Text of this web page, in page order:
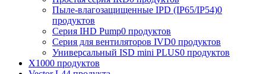
Пыле-влагозащищенные IPD (IP65/IP54)0
продуктов
Серия IHD Pump0 продуктов
Серия для вентиляторов IVD0 продуктов
Универсальный ISD mini PLUS0 продуктов
X1000 продуктов